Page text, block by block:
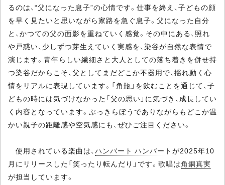
るのは、“父になった息子”の心情です。仕事を終え、子どもの顔
を早く見たいと思いながら家路を急ぐ息子。父になった自分
と、かつての父の面影を重ねていく感覚。その中にある、照れ
や戸惑い、少しずつ芽生えていく実感を、染谷が自然な表情で
演じます。青年らしい繊細さと大人としての落ち着きを併せ持
つ染谷だからこそ、父としてまだどこか不器用で、揺れ動く心
情をリアルに表現しています。「角瓶」を飲むことを通じて、子
どもの時には気づけなかった「父の思い」に気づき、成長してい
く内容となっています。ぶっきらぼうでありながらもどこか温
かい親子の距離感や空気感にも、ぜひご注目ください。
使用されている楽曲は、ハンバート ハンバート が2025年10
月にリリースした「笑ったり転んだり」です。歌唱は角銅真実
が担当しています。